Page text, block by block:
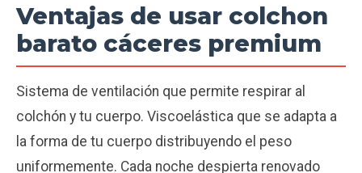
Ventajas de usar colchon
barato cáceres premium
Sistema de ventilación que permite respirar al
colchón y tu cuerpo. Viscoelástica que se adapta a
la forma de tu cuerpo distribuyendo el peso
uniformemente. Cada noche despierta renovado